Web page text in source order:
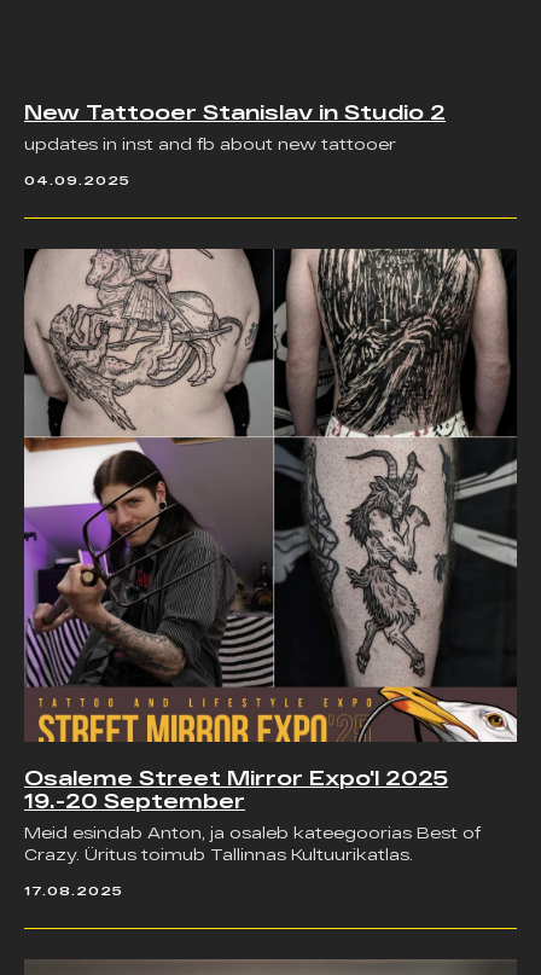
New Tattooer Stanislav in Studio 2
updates in inst and fb about new tattooer
04.09.2025
Osaleme Street Mirror Expo'l 2025
19.-20 September
Meid esindab Anton, ja osaleb kateegoorias Best of
Crazy. Üritus toimub Tallinnas Kultuurikatlas.
17.08.2025